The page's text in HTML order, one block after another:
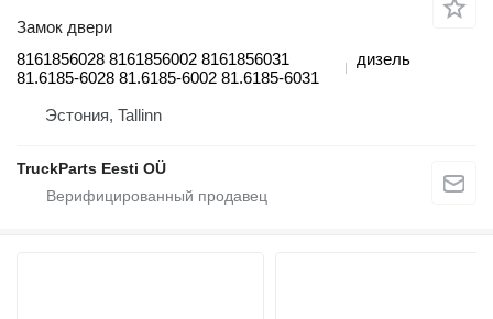
Замок двери
8161856028 8161856002 8161856031
81.6185-6028 81.6185-6002 81.6185-6031
дизель
Эстония, Tallinn
TruckParts Eesti OÜ